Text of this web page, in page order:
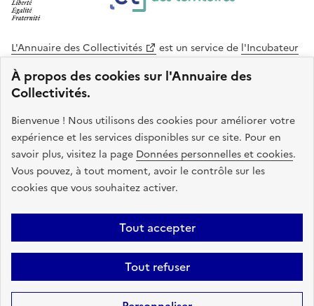
À propos des cookies sur l'Annuaire des
Collectivités.
Bienvenue ! Nous utilisons des cookies pour améliorer votre
expérience et les services disponibles sur ce site. Pour en
savoir plus, visitez la page Données personnelles et cookies.
Vous pouvez, à tout moment, avoir le contrôle sur les
cookies que vous souhaitez activer.
Tout accepter
Tout refuser
L'Annuaire des Collectivités est un service de l'Incubateur
des Territoires
Cohésion des Territoires
. Le code source de ce site web
est disponible en licence libre. Le design de ce site est conçu
avec le système de design de l’État.
legifrance.gouv.fr
info.gouv.fr
service-public.gouv.fr
data.gouv.fr
Plan du site Accessibilite : non conforme
Mentions légales
Politique de confidentialité
Gestion des cookies FAQ
Kit de
Statistiques Code source
Sauf mention contraire, tous les contenus de ce site sont sous